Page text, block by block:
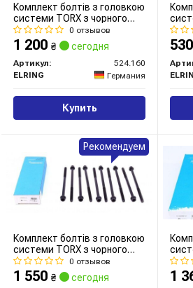
Комплект болтів з головкою
системи TORX з чорного
металу
0 отзывов
1 200 ₴ сегодня
Артикул:
524.160
ELRING
Германия
Купить
530
Комплект болтів з головкою
системи TORX з чорного
металу
0 отзывов
1 550 ₴ сегодня
Рекомендуем
1